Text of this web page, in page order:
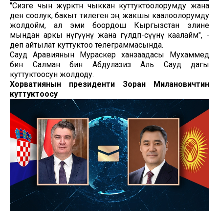
"Сизге чын жүрөктөн чыккан куттуктоолорумду жана
ден соолук, бакыт тилеген эң жакшы каалоолорумду
жолдойм, ал эми боордош Кыргызстан элине
мындан аркы өнүгүүнү жана гүлдөп-өсүүнү каалайм", -
деп айтылат куттуктоо телеграммасында.
Сауд Аравиянын Мураскер ханзаадасы Мухаммед
бин Салман бин Абдулазиз Аль Сауд дагы
куттуктоосун жолдоду.
Хорватиянын президенти Зоран Милановичтин
куттуктоосу